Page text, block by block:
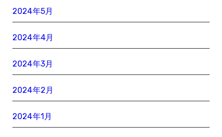
2024年5月
2024年4月
2024年3月
2024年2月
2024年1月